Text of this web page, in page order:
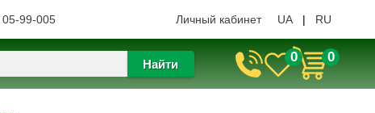
05-99-005 Личный кабинет UA | RU
Найти 0 0